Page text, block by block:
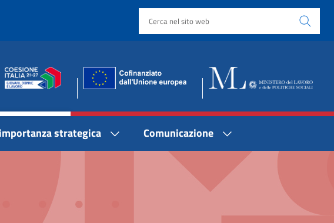
strategica Comunicazione